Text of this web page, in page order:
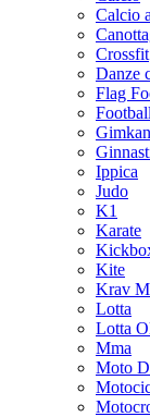
Calcio
Crossfit
Danze
Flag
Ippica
Judo
K1
Karate
Kite
Krav
Lotta
Lotta
Mma
Moto